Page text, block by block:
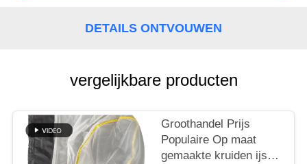
DETAILS ONTVOUWEN
vergelijkbare producten
Groothandel Prijs
Populaire Op maat
gemaakte kruiden ijs